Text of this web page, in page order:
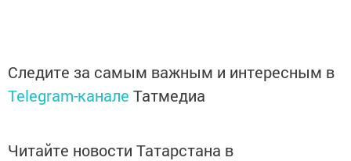
Следите за самым важным и интересным в
Telegram-канале Татмедиа
Читайте новости Татарстана в